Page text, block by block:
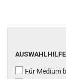
Für Medium